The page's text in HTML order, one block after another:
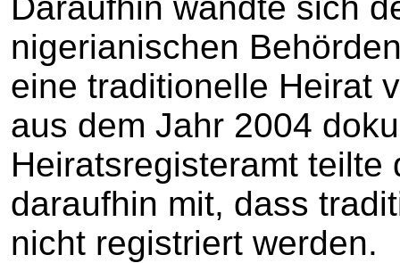
nigerianischen
eine traditionelle Heirat
aus dem Jahr 2004
Heiratsregisteramt teilte
daraufhin mit, dass
nicht registriert werden.